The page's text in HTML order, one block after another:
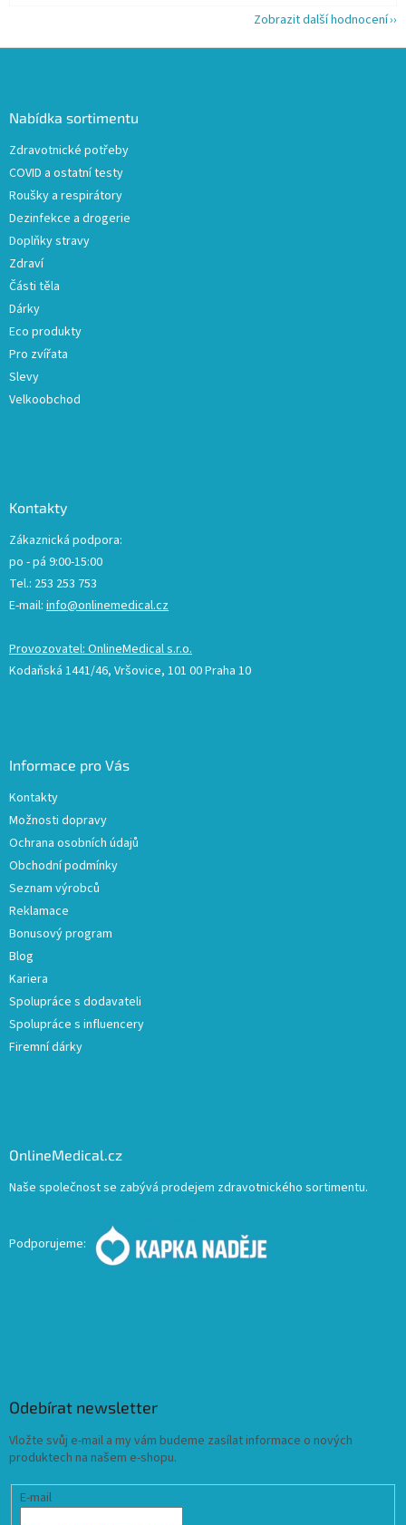
Zobrazit další hodnocení
Nabídka sortimentu
Zdravotnické potřeby
COVID a ostatní testy
Roušky a respirátory
Dezinfekce a drogerie
Doplňky stravy
Zdraví
Části těla
Dárky
Eco produkty
Pro zvířata
Slevy
Velkoobchod
Kontakty
Zákaznická podpora:
po - pá 9:00-15:00
Tel.: 253 253 753
E-mail: info@onlinemedical.cz
Provozovatel: OnlineMedical s.r.o.
Kodaňská 1441/46, Vršovice, 101 00 Praha 10
Informace pro Vás
Kontakty
Možnosti dopravy
Ochrana osobních údajů
Obchodní podmínky
Seznam výrobců
Reklamace
Bonusový program
Blog
Kariera
Spolupráce s dodavateli
Spolupráce s influencery
Firemní dárky
OnlineMedical.cz
Naše společnost se zabývá prodejem zdravotnického sortimentu.
Podporujeme:
Odebírat newsletter
Vložte svůj e-mail a my vám budeme zasílat informace o nových
produktech na našem e-shopu.
E-mail